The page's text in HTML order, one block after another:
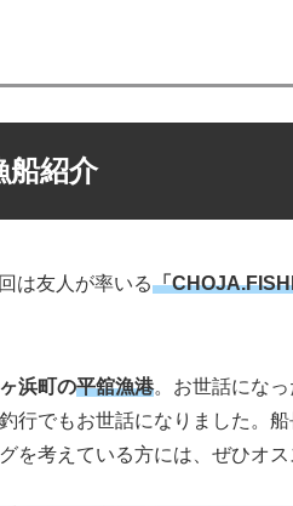
船紹介
は友人が率いる「
浜町の平舘漁港。お世話になっ
行でもお世話になりました。
を考えている方には、ぜひオス